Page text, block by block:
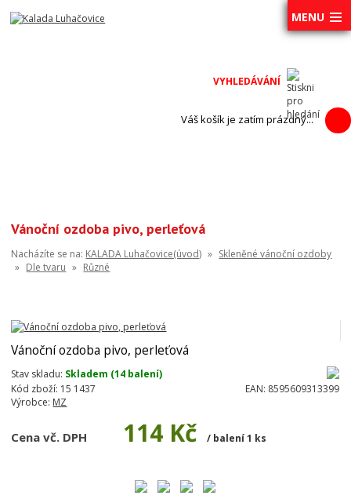
MENU
Váš košík je zatím prázdný...
Vánoční ozdoba pivo, perleťová
Nacházíte se na: KALADA Luhačovice(úvod) » Skleněné vánoční ozdoby
» Dle tvaru » Různé
Vánoční ozdoba pivo, perleťová
Stav skladu: Skladem (14 balení)
Kód zboží: 15 1437 EAN: 8595609313399
Výrobce: MZ
Cena vč. DPH 114 Kč / balení 1 ks